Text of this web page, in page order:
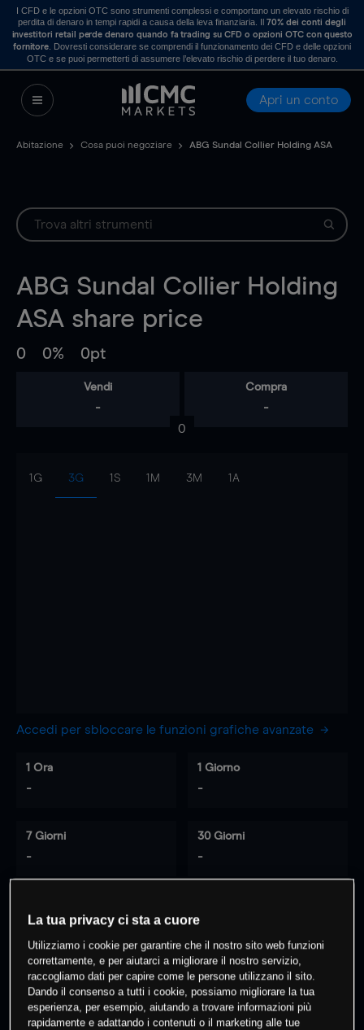
I CFD e le opzioni OTC sono strumenti complessi e comportano un elevato rischio di
perdita di denaro in tempi rapidi a causa della leva finanziaria. Il70% dei conti degli
investitori retail perde denaro quando fa trading su CFD o opzioni OTC con questo
fornitore . Dovresti considerare se comprendi il funzionamento dei CFD e delle opzioni
OTC e se puoi permetterti di assumere l’elevato rischio di perdere il tuo denaro.
Apri un conto
Abitazione Cosa puoi negoziare ABG Sundal Collier Holding ASA
ABG Sundal Collier Holding
ASA share price
0 0% 0pt
Vendi
-
Compra
-
0
1G 3G 1S 1M 3M 1A
Accedi per sbloccare le funzioni grafiche avanzate
1 Ora
-
1 Giorno
-
7 Giorni
-
30 Giorni
-
0 % dei clienti hanno posizioni
questo prodotto
Fai trading
La tua privacy ci sta a cuore
Utilizziamo i cookie per garantire che il nostro sito web funzioni
correttamente, e per aiutarci a migliorare il nostro servizio,
raccogliamo dati per capire come le persone utilizzano il sito.
Dando il consenso a tutti i cookie, possiamo migliorare la tua
esperienza, per esempio, aiutando a trovare informazioni più
rapidamente e adattando i contenuti o il marketing alle tue